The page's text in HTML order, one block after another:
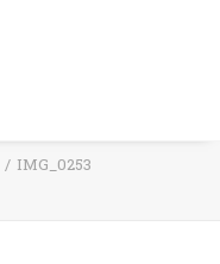
IMG_0253